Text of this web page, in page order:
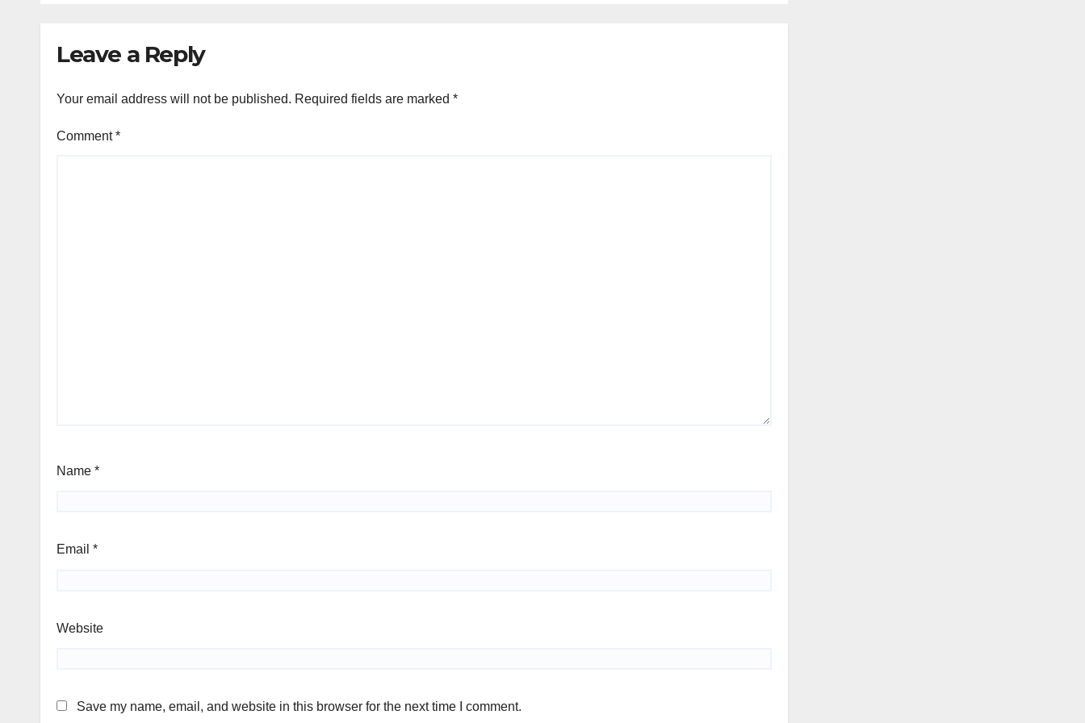
Leave a Reply
Your email address will not be published. Required fields are marked *
Comment*
Name *
Email *
Website
Save my name, email, and website in this browser for the next time I comment.